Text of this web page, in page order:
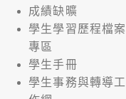
成績缺曠
學生學習歷程檔案
專區
學生手冊
學生事務與轉導工